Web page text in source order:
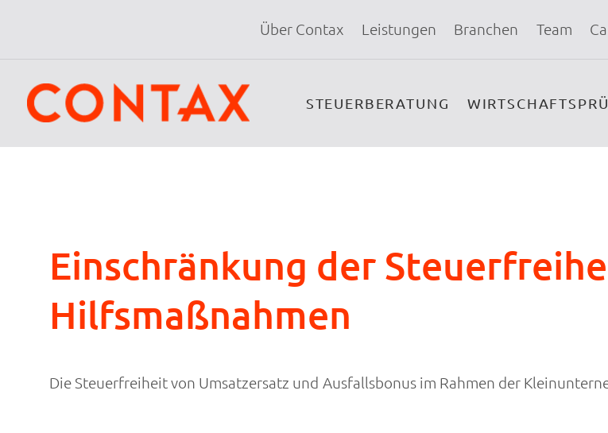
Über Contax Leistungen Branchen Team
STEUERBERATUNG
Einschränkung der
Hilfsmaßnahmen
Die Steuerfreiheit von Umsatzersatz und Ausfallsbonus im Rahmen der